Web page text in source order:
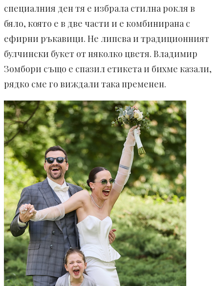
специалния ден тя е избрала стилна рокля в
бяло, която е в две части и е комбинирана с
ефирни ръкавици. Не липсва и традиционният
булчински букет от няколко цветя. Владимир
Зомбори също е спазил етикета и бихме казали,
рядко сме го виждали така пременен.